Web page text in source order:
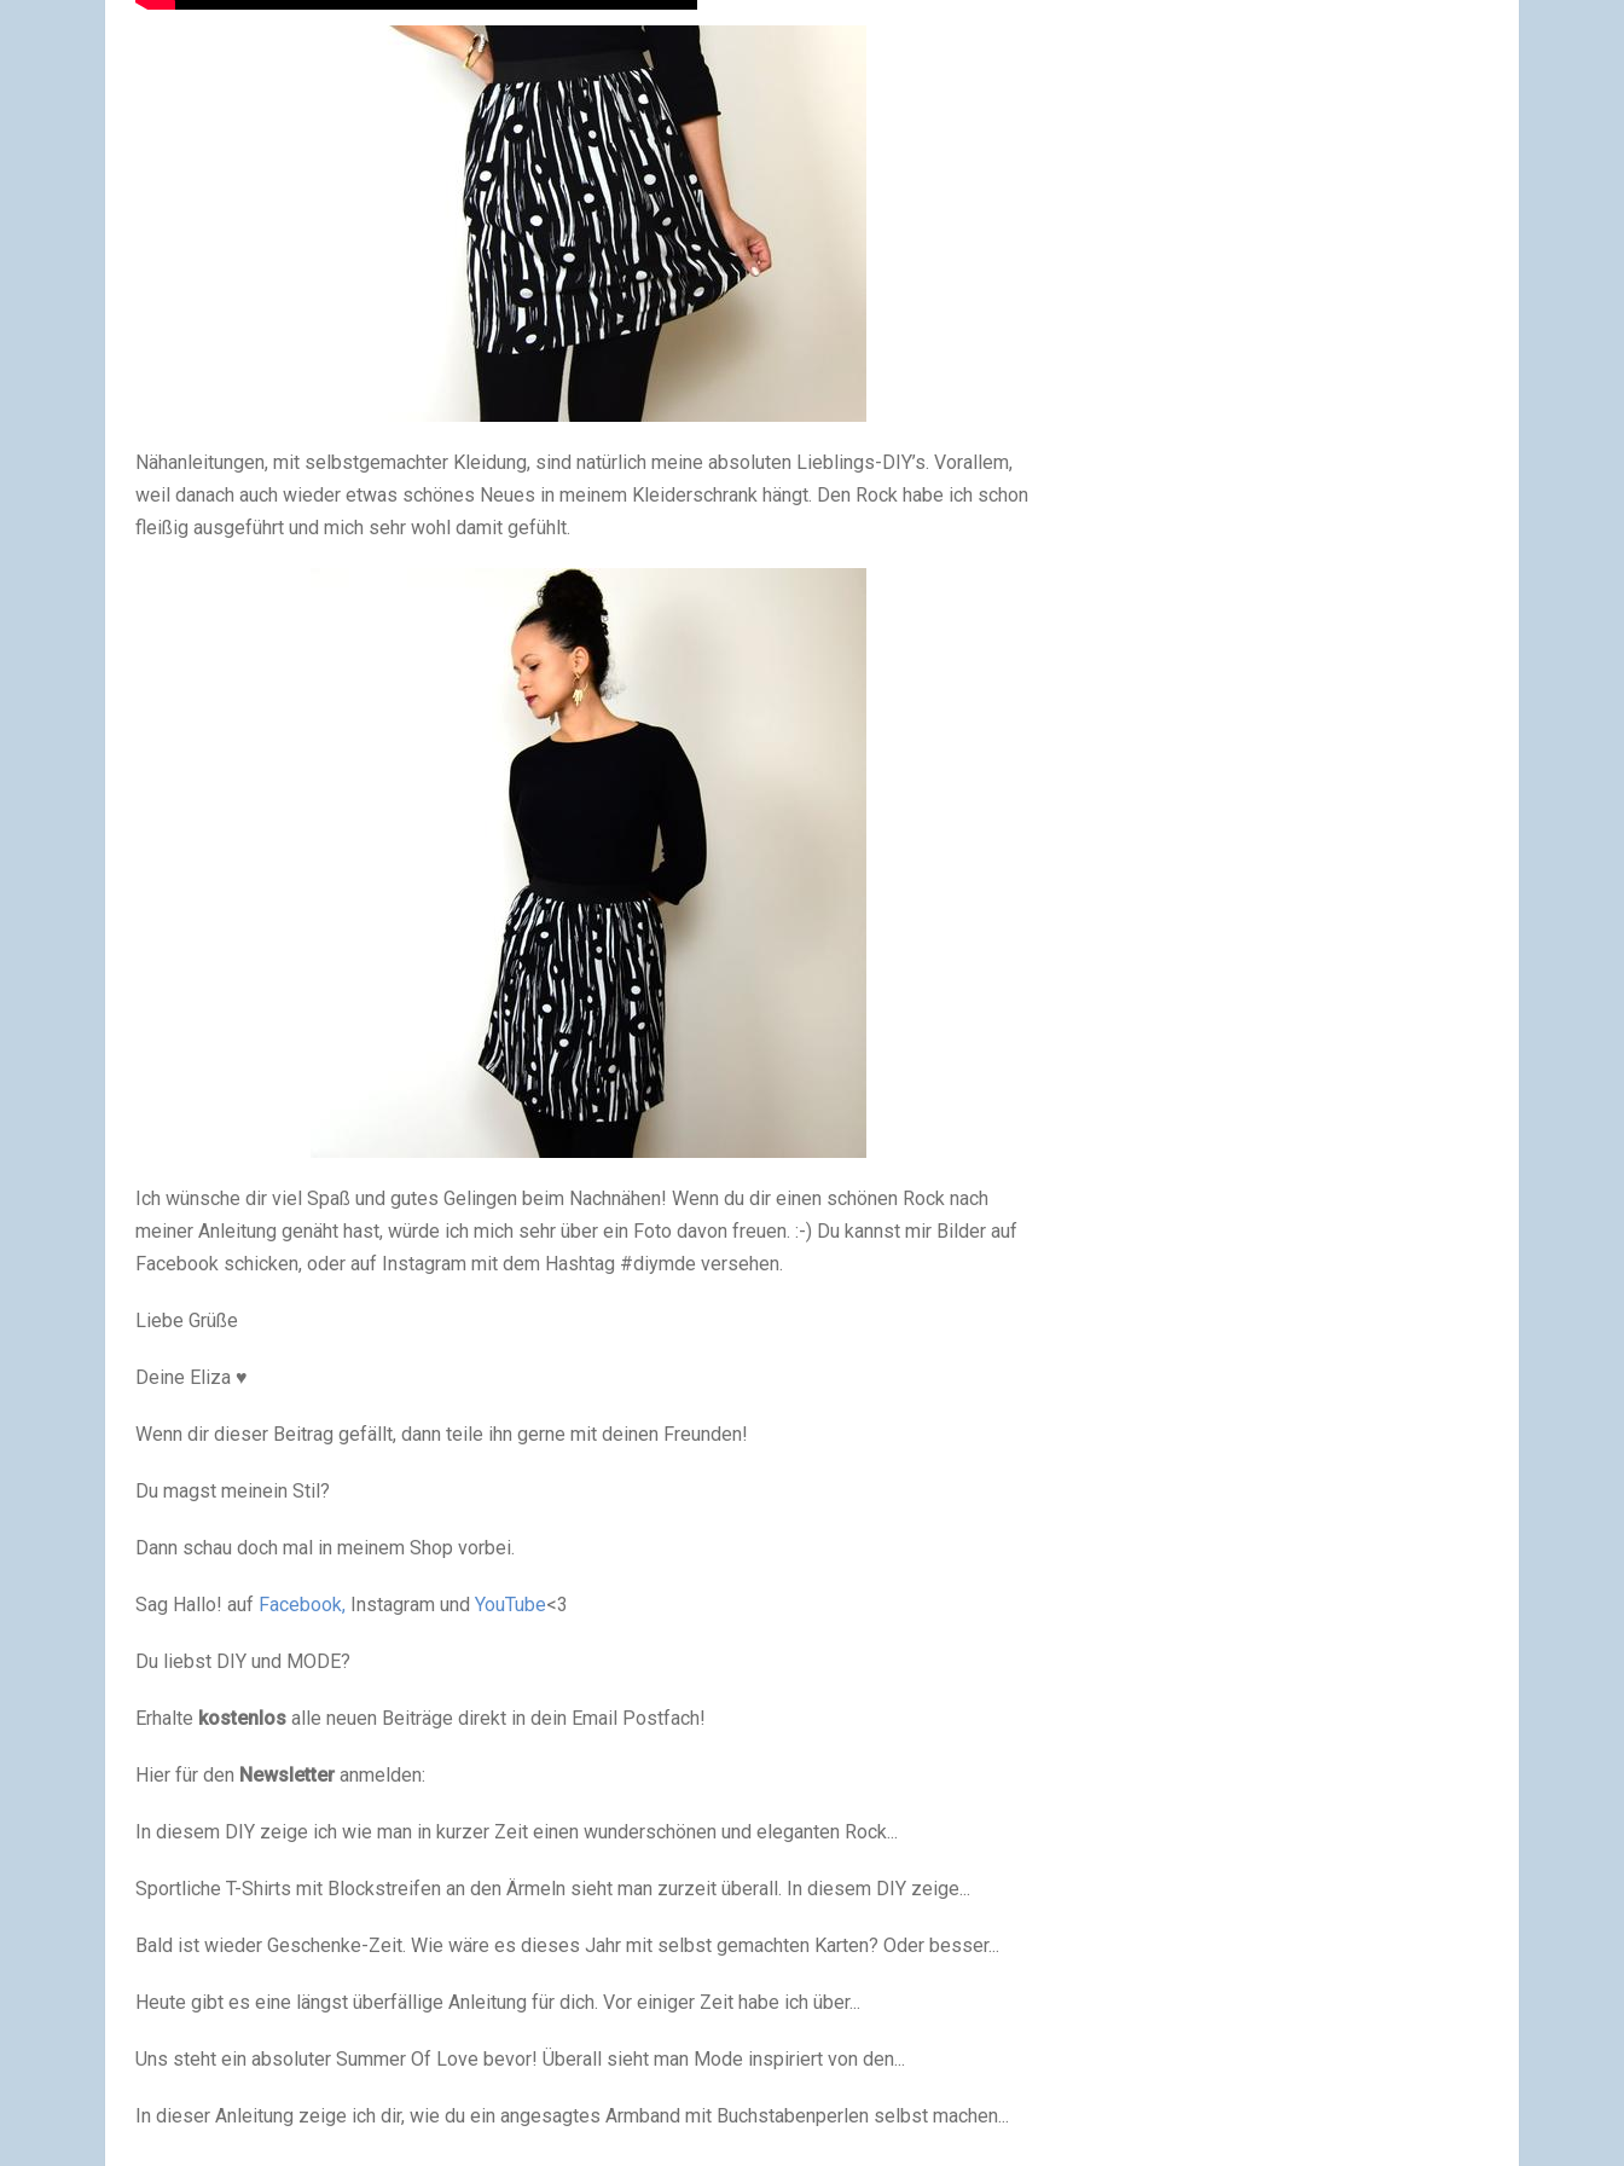
Nähanleitungen, mit selbstgemachter Kleidung, sind natürlich meine absoluten Lieblings-DIY’s. Vorallem,
weil danach auch wieder etwas schönes Neues in meinem Kleiderschrank hängt. Den Rock habe ich schon
fleißig ausgeführt und mich sehr wohl damit gefühlt.
Ich wünsche dir viel Spaß und gutes Gelingen beim Nachnähen! Wenn du dir einen schönen Rock nach
meiner Anleitung genäht hast, würde ich mich sehr über ein Foto davon freuen. :-) Du kannst mir Bilder auf
Facebook schicken, oder auf Instagram mit dem Hashtag #diymde versehen.
Liebe Grüße
Deine Eliza ♥
Wenn dir dieser Beitrag gefällt, dann teile ihn gerne mit deinen Freunden!
Du magst meinein Stil?
Dann schau doch mal in meinem Shop vorbei.
Sag Hallo! auf Facebook, Instagram und YouTube<3
Du liebst DIY und MODE?
Erhalte kostenlos alle neuen Beiträge direkt in dein Email Postfach!
Hier für den Newsletter anmelden:
In diesem DIY zeige ich wie man in kurzer Zeit einen wunderschönen und eleganten Rock...
Sportliche T-Shirts mit Blockstreifen an den Ärmeln sieht man zurzeit überall. In diesem DIY zeige...
Bald ist wieder Geschenke-Zeit. Wie wäre es dieses Jahr mit selbst gemachten Karten? Oder besser...
Heute gibt es eine längst überfällige Anleitung für dich. Vor einiger Zeit habe ich über...
Uns steht ein absoluter Summer Of Love bevor! Überall sieht man Mode inspiriert von den...
In dieser Anleitung zeige ich dir, wie du ein angesagtes Armband mit Buchstabenperlen selbst machen...